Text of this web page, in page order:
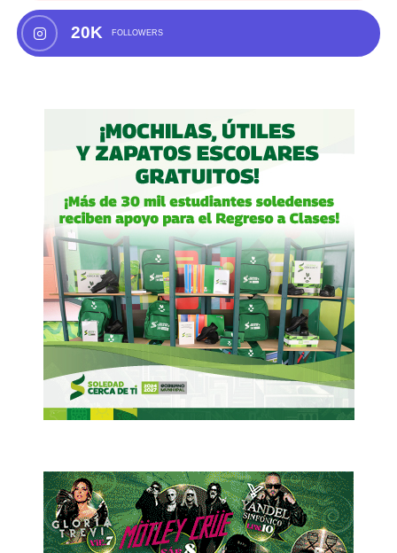
20K FOLLOWERS